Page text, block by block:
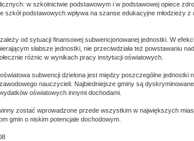
w szkolnictwie podstawowym i w podstawowej opiece
szkół podstawowych wpływa na szanse edukacyjne młodzieży
od sytuacji finansowej subwencjonowanej jednostki. W
słabsze jednostki, nie przeciwdziała też powstawaniu
różnic w wynikach pracy instytucji oświatowych.
subwencji dzielona jest między poszczególne jednostki
nauczycieli. Najbiedniejsze gminy są
oświatowych innymi dochodami.
zostać wprowadzone przede wszystkim w największych
gmin o niskim potencjale dochodowym.